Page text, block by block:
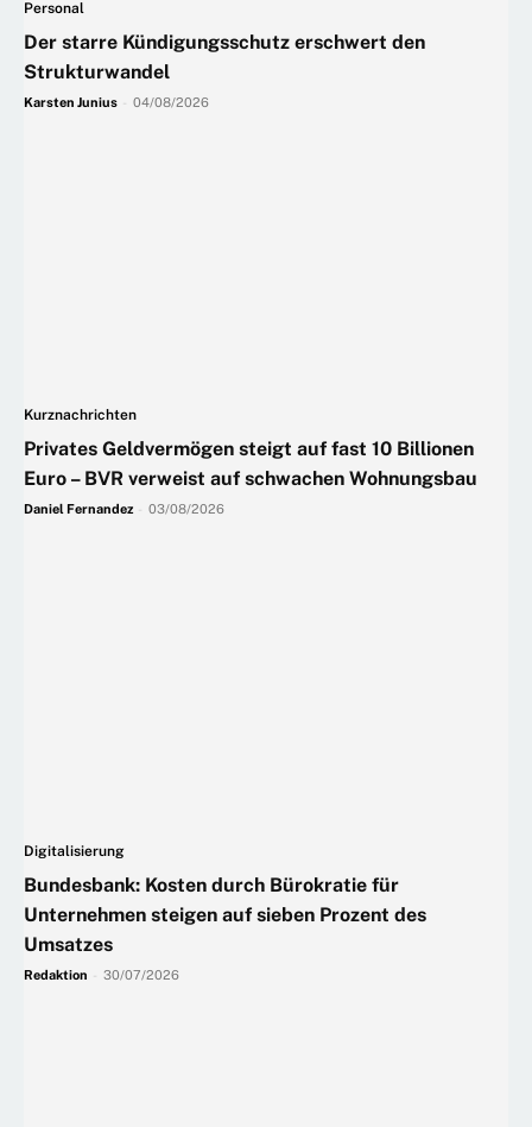
Personal
Der starre Kündigungsschutz erschwert den
Strukturwandel
Karsten Junius 04/08/2026
Kurznachrichten
Privates Geldvermögen steigt auf fast 10 Billionen
Euro – BVR verweist auf schwachen Wohnungsbau
Daniel Fernandez 03/08/2026
Digitalisierung
Bundesbank: Kosten durch Bürokratie für
Unternehmen steigen auf sieben Prozent des
Umsatzes
Redaktion 30/07/2026